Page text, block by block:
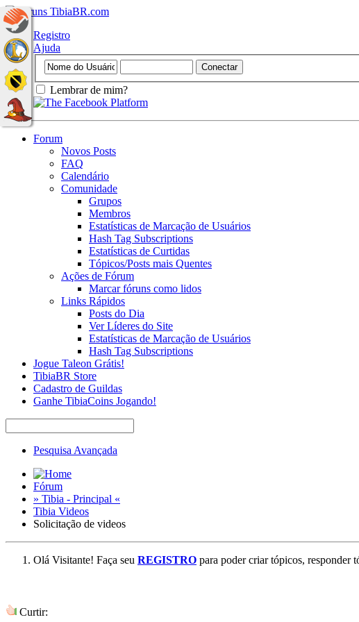
Registro
Ajuda
Lembrar de mim?
Forum
Novos Posts
FAQ
Calendário
Comunidade
Grupos
Membros
Estatísticas de Marcação de Usuários
Hash Tag Subscriptions
Estatísticas de Curtidas
Tópicos/Posts mais Quentes
Ações de Fórum
Marcar fóruns como lidos
Links Rápidos
Posts do Dia
Ver Líderes do Site
Estatísticas de Marcação de Usuários
Hash Tag Subscriptions
Jogue Taleon Grátis!
TibiaBR Store
Cadastro de Guildas
Ganhe TibiaCoins Jogando!
Pesquisa Avançada
Fórum
» Tibia - Principal «
Tibia Videos
Solicitação de videos
Olá Visitante! Faça seu REGISTRO para poder criar tópicos, responder
Curtir: